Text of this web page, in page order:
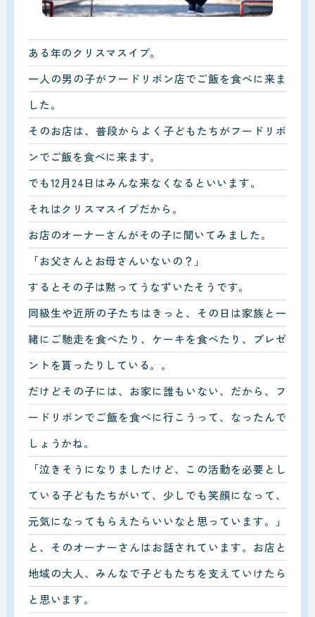
ある年のクリスマスイブ。
一人の男の子がフードリボン店でご飯を食べに来ま
した。
そのお店は、普段からよく子どもたちがフードリボ
ンでご飯を食べに来ます。
でも12月24日はみんな来なくなるといいます。
それはクリスマスイブだから。
お店のオーナーさんがその子に聞いてみました。
「お父さんとお母さんいないの？」
するとその子は黙ってうなずいたそうです。
同級生や近所の子たちはきっと、その日は家族と一
緒にご馳走を食べたり、ケーキを食べたり、プレゼ
ントを貰ったりしている。。
だけどその子には、お家に誰もいない、だから、フ
ードリボンでご飯を食べに行こうって、なったんで
しょうかね。
「泣きそうになりましたけど、この活動を必要とし
ている子どもたちがいて、少しでも笑顔になって、
元気になってもらえたらいいなと思っています。」
と、そのオーナーさんはお話されています。お店と
地域の大人、みんなで子どもたちを支えていけたら
と思います。